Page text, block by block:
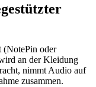
(NotePin oder
an der Kleidung
nimmt Audio auf
zusammen.